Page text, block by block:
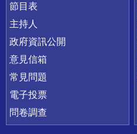
節目表
主持人
政府資訊公開
意見信箱
常見問題
電子投票
問卷調查